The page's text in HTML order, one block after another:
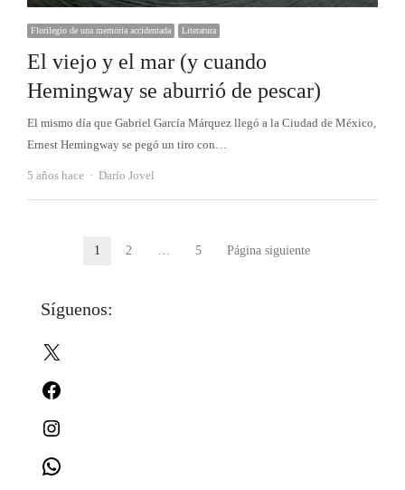
Florilegio de una memoria accidentada Literatura
El viejo y el mar (y cuando
Hemingway se aburrió de pescar)
El mismo día que Gabriel García Márquez llegó a la Ciudad de México,
Ernest Hemingway se pegó un tiro con…
5 años hace Autor
Darío Jovel
Paginación
entradas
Página
1 Página
2 Página
5 Página siguiente
Síguenos: